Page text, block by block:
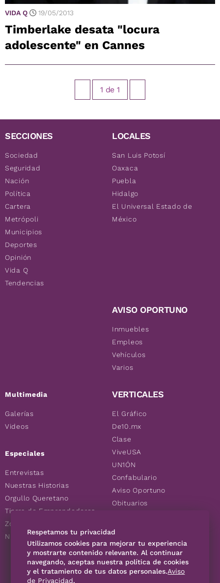
VIDA Q 19/05/2013
Timberlake desata "locura
adolescente" en Cannes
1 de 1
SECCIONES
Sociedad
Seguridad
Nación
Política
Cartera
Metrópoli
Municipios
Deportes
Opinión
Vida Q
Tendencias
Multimedia
Galerías
Videos
Especiales
Entrevistas
Nuestras Historias
Orgullo Queretano
Tierra de Emprendedores
Zoociales
Nuevos Queretanos
LOCALES
San Luis Potosí
Oaxaca
Puebla
Hidalgo
El Universal Estado de
México
AVISO OPORTUNO
Inmuebles
Empleos
Vehículos
Varios
VERTICALES
El Gráfico
De10.mx
Clase
ViveUSA
UN1ÓN
Confabulario
Aviso Oportuno
Obituarios
Consultas
SÍGUENOS
Respetamos tu privacidad
Utilizamos cookies para mejorar tu experiencia
y mostrarte contenido relevante. Al continuar
navegando, aceptas nuestra política de cookies
y el tratamiento de tus datos personales.Aviso
de Privacidad.